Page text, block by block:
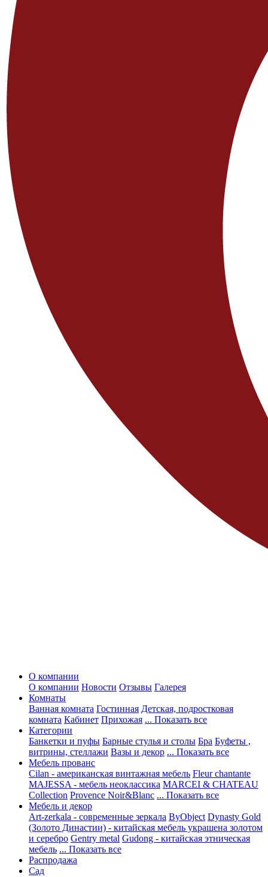
О компании
О компании Новости Отзывы Галерея
Комнаты
Ванная комната Гостинная Детская, подростковая
комната Кабинет Прихожая ... Показать все
Категории
Банкетки и пуфы Барные стулья и столы Бра Буфеты ,
витрины, стеллажи Вазы и декор ... Показать все
Мебель прованс
Cilan - американская винтажная мебель Fleur chantante
MAJESSA - мебель неоклассика MARCEI & CHATEAU
Collection Provence Noir&Blanc ... Показать все
Мебель и декор
Art-zerkala - современные зеркала ByObject Dynasty Gold
(Золото Династии) - китайская мебель украшена золотом
и серебро Gentry metal Gudong - китайская этническая
мебель ... Показать все
Распродажа
Сад